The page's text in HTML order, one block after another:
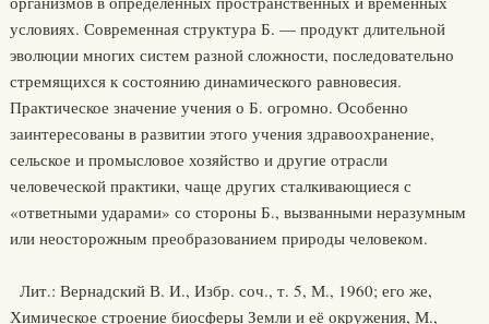
условиях. Современная структура Б. — продукт длительной
эволюции многих систем разной сложности, последовательно
стремящихся к состоянию динамического равновесия.
Практическое значение учения о Б. огромно. Особенно
заинтересованы в развитии этого учения здравоохранение,
сельское и промысловое хозяйство и другие отрасли
человеческой практики, чаще других сталкивающиеся с
«ответными ударами» со стороны Б., вызванными неразумным
или неосторожным преобразованием природы человеком.
Лит.: Вернадский В. И., Избр. соч., т. 5, М., 1960; его же,
Химическое строение биосферы Земли и её окружения, М.,